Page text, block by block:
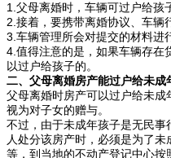
1.父母离婚时，车辆可过户给孩
2.接着，要携带离婚协议、车辆
3.车辆管理所会对提交的材料进
4.值得注意的是，如果车辆存在
以过户给孩子的。
二、父母离婚房产能过户给未成
父母离婚时房产可以过户给未
视为对子女的赠与。
不过，由于未成年孩子是无民
人处分该房产时，必须是为了
等，到当地的不动产登记中心按